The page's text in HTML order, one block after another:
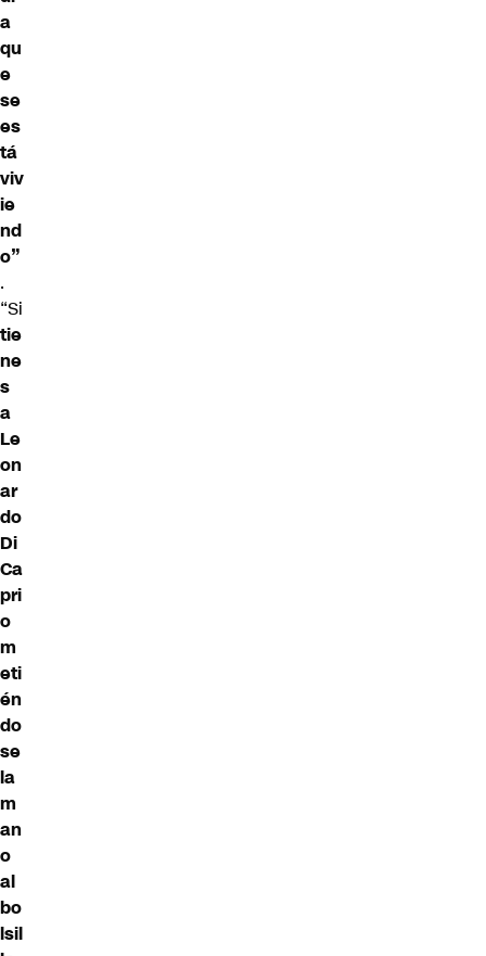
a
qu
e
se
es
tá
viv
ie
nd
o”
.
“Si
tie
ne
s
a
Le
on
ar
do
Di
Ca
pri
o
m
eti
én
do
se
la
m
an
o
al
bo
lsil